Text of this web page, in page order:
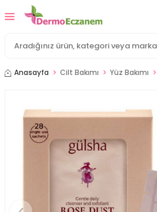
Anasayfa Cilt Bakımı Yüz Bakımı